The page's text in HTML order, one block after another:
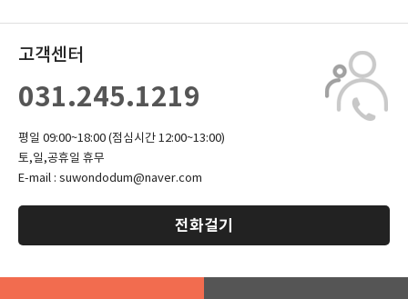
고객센터
031.245.1219
평일 09:00~18:00 (점심시간 12:00~13:00)
토,일,공휴일 휴무
E-mail : suwondodum@naver.com
전화걸기